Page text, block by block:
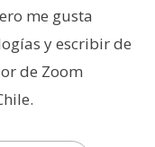
me gusta
y escribir de
de Zoom